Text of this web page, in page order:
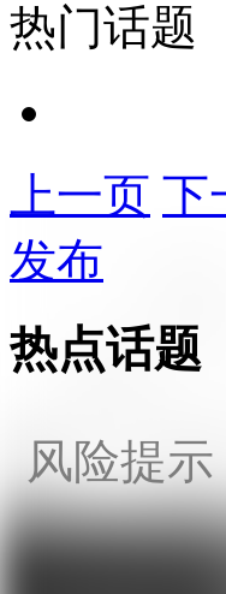
热门话题
上一页 下
发布
热点话题
风险提